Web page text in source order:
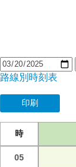
路線別時刻表
印刷
時
05